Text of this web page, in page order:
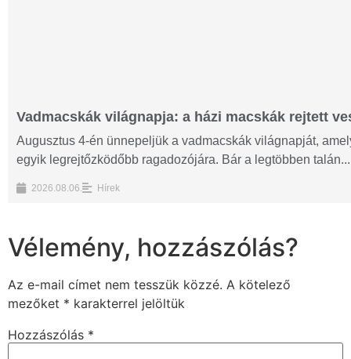
Vadmacskák világnapja: a házi macskák rejtett
Augusztus 4-én ünnepeljük a vadmacskák világnapját,
egyik legrejtőzködőbb ragadozójára. Bár a legtöbben talán...
2026.08.06. Hírek
Vélemény, hozzászólás?
Az e-mail címet nem tesszük közzé. A kötelező
mezőket * karakterrel jelöltük
Hozzászólás *